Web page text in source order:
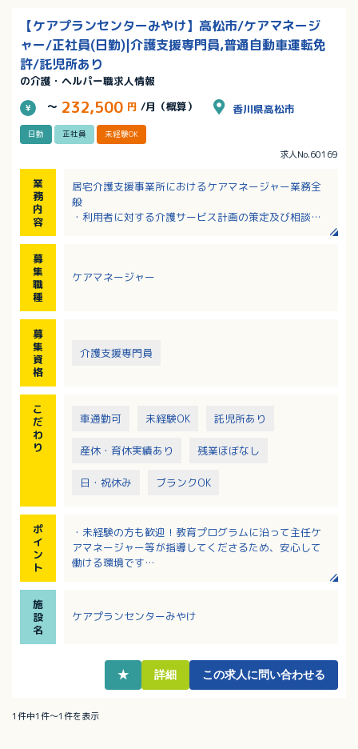
【ケアプランセンターみやけ】高松市/ケアマネージ
ャー/正社員(日勤)|介護支援専門員,普通自動車運転免
許/託児所あり
の介護・ヘルパー職求人情報
～ 232,500 円 /月（概算） 香川県高松市
日勤 正社員 未経験OK
求人No.60169
業
務
内
容
居宅介護支援事業所におけるケアマネージャー業務全
般
・利用者に対する介護サービス計画の策定及び相談業
募
集
職
種
ケアマネージャー
募
集
資
格
介護支援専門員
こ
だ
わ
り
車通勤可 未経験OK 託児所あり
産休・育休実績あり 残業ほぼなし
日・祝休み ブランクOK
ポ
イ
ン
ト
・未経験の方も歓迎！教育プログラムに沿って主任ケ
アマネージャー等が指導してくださるため、安心して
働ける環境です
・主任ケアマネ資格をお持ちの方は、職務手当に上乗
せして資格手当支給あり！
・業務効率化に取り組んでおり、タブレットでの記録
入力やオンライン会議などICT導入！
施
設
名
ケアプランセンターみやけ
★ 詳細 この求人に問い合わせる
1件中1件～1件を表示